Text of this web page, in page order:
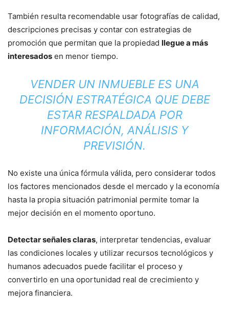
También resulta recomendable usar fotografías de calidad,
descripciones precisas y contar con estrategias de
promoción que permitan que la propiedad llegue a más
interesados en menor tiempo.
VENDER UN INMUEBLE ES UNA
DECISIÓN ESTRATÉGICA QUE DEBE
ESTAR RESPALDADA POR
INFORMACIÓN, ANÁLISIS Y
PREVISIÓN.
No existe una única fórmula válida, pero considerar todos
los factores mencionados desde el mercado y la economía
hasta la propia situación patrimonial permite tomar la
mejor decisión en el momento oportuno.
Detectar señales claras, interpretar tendencias, evaluar
las condiciones locales y utilizar recursos tecnológicos y
humanos adecuados puede facilitar el proceso y
convertirlo en una oportunidad real de crecimiento y
mejora financiera.